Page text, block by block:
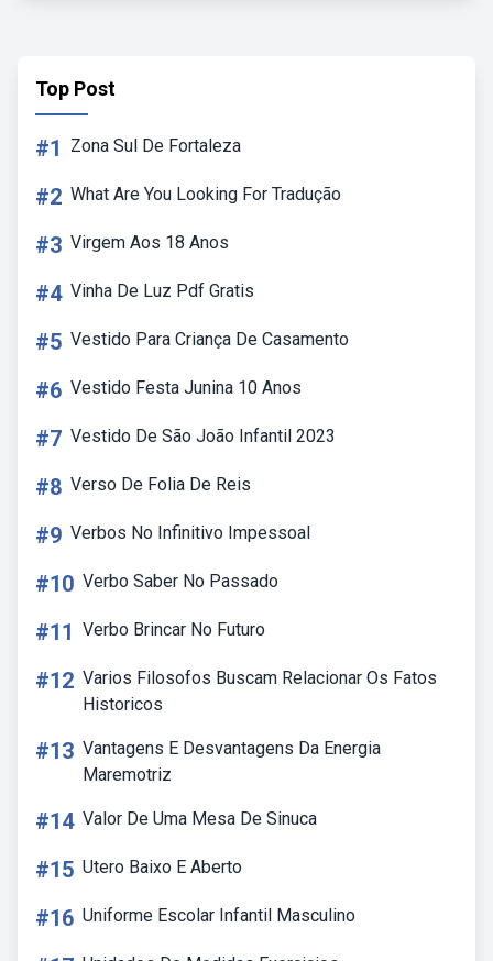
Top Post
#1 Zona Sul De Fortaleza
#2 What Are You Looking For Tradução
#3 Virgem Aos 18 Anos
#4 Vinha De Luz Pdf Gratis
#5 Vestido Para Criança De Casamento
#6 Vestido Festa Junina 10 Anos
#7 Vestido De São João Infantil 2023
#8 Verso De Folia De Reis
#9 Verbos No Infinitivo Impessoal
#10 Verbo Saber No Passado
#11 Verbo Brincar No Futuro
#12 Varios Filosofos Buscam Relacionar Os Fatos
Historicos
#13 Vantagens E Desvantagens Da Energia
Maremotriz
#14 Valor De Uma Mesa De Sinuca
#15 Utero Baixo E Aberto
#16 Uniforme Escolar Infantil Masculino